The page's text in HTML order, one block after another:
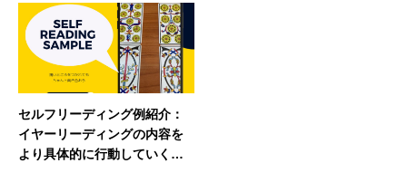
セルフリーディング例紹介：
イヤーリーディングの内容を
より具体的に行動していくた